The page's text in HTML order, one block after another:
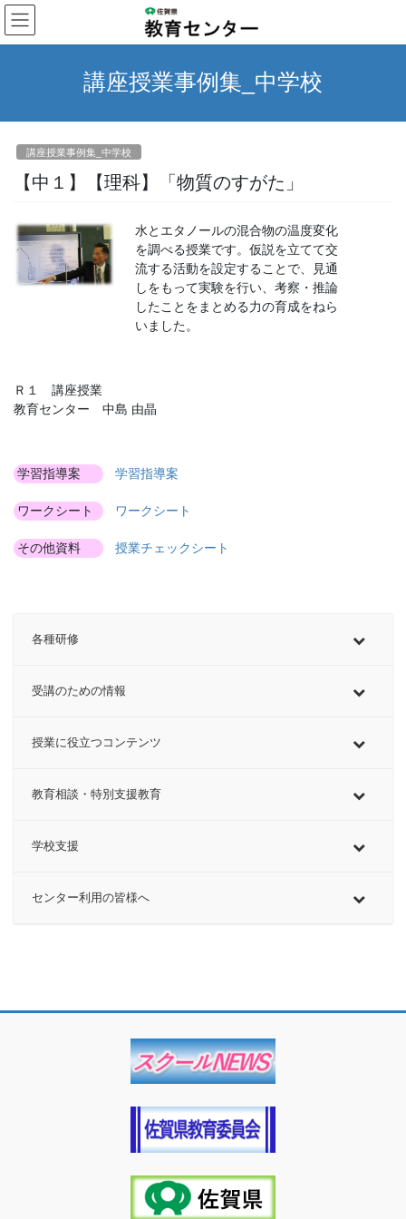
コ
ン
テ
ス
ナ
ビ
ゲ
ン
講座授業事例集_中学校
講座授業事例集_中学校
【中１】【理科】「物質のすがた」
水とエタノールの混合物の温度変化
を調べる授業です。仮説を立てて交
流する活動を設定することで、見通
しをもって実験を行い、考察・推論
したことをまとめる力の育成をねら
いました。
Ｒ１ 講座授業
教育センター 中島 由晶
学習指導案 学習指導案
ワークシート ワークシート
その他資料 授業チェックシート
各種研修
受講のための情報
授業に役立つコンテンツ
教育相談・特別支援教育
学校支援
センター利用の皆様へ